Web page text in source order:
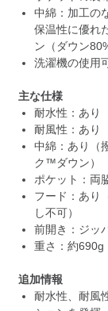
中綿：加工の
保温性に優れ
ン（ダウン
洗濯機の使用
主な仕様
耐水性：あり
耐風性：あり
中綿：あり（
ク™ダウン）
ポケット：両
フード：あり
し不可）
前開き：ジッ
重さ：約690g
追加情報
耐水性、耐風